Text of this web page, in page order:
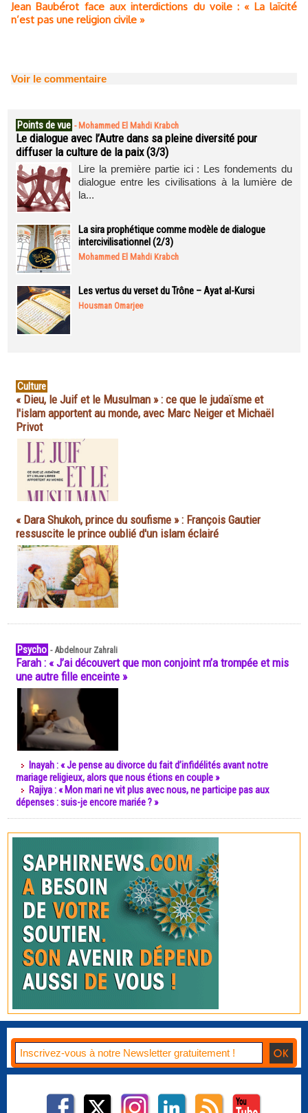
Jean Baubérot face aux interdictions du voile : « La laïcité
n’est pas une religion civile »
Voir le commentaire
Points de vue - Mohammed El Mahdi Krabch
Le dialogue avec l’Autre dans sa pleine diversité pour
diffuser la culture de la paix (3/3)
Lire la première partie ici : Les fondements du
dialogue entre les civilisations à la lumière de
la...
La sira prophétique comme modèle de dialogue
intercivilisationnel (2/3)
Mohammed El Mahdi Krabch
Les vertus du verset du Trône – Ayat al-Kursi
Housman Omarjee
Culture
« Dieu, le Juif et le Musulman » : ce que le judaïsme et
l'islam apportent au monde, avec Marc Neiger et Michaël
Privot
« Dara Shukoh, prince du soufisme » : François Gautier
ressuscite le prince oublié d'un islam éclairé
Psycho -Abdelnour Zahrali
Farah : « J’ai découvert que mon conjoint m’a trompée et mis
une autre fille enceinte »
Inayah : « Je pense au divorce du fait d’infidélités avant notre
mariage religieux, alors que nous étions en couple »
Rajiya : « Mon mari ne vit plus avec nous, ne participe pas aux
dépenses : suis-je encore mariée ? »